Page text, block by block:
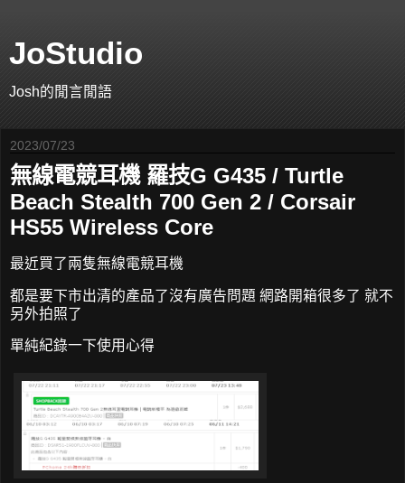
JoStudio
Josh的閒言閒語
2023/07/23
無線電競耳機 羅技G G435 / Turtle
Beach Stealth 700 Gen 2 / Corsair
HS55 Wireless Core
最近買了兩隻無線電競耳機
都是要下市出清的產品了沒有廣告問題 網路開箱很多了 就不
另外拍照了
單純紀錄一下使用心得